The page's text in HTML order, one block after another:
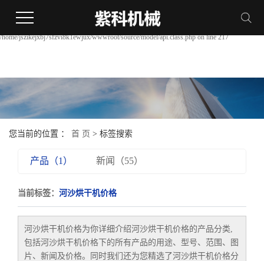
file_put_contents(/home/jszikejxbj7sfzvi8k1ewjux/wwwroot/source/cache/license_cache.php):
failed to open stream: Permission denied in
/home/jszikejxbj7sfzvi8k1ewjux/wwwroot/source/model/api.class.php on line 217
您当前的位置 ： 首 页 > 标签搜索
产品（1） 新闻（55）
当前标签： 河沙烘干机价格
河沙烘干机价格为你详细介绍河沙烘干机价格的产品分类,
包括河沙烘干机价格 下的所有产品的用途、型号、范围、图
片、新闻及价格。同时我们还为您精选了河沙烘干机价格分